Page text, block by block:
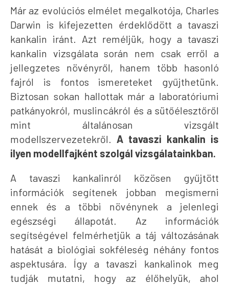
Már az evolúciós elmélet megalkotója, Charles
Darwin is kifejezetten érdeklődött a tavaszi
kankalin iránt. Azt reméljük, hogy a tavaszi
kankalin vizsgálata során nem csak erről a
jellegzetes növényről, hanem több hasonló
fajról is fontos ismereteket gyűjthetünk.
Biztosan sokan hallottak már a laboratóriumi
patkányokról, muslincákról és a sütőélesztőről
mint általánosan vizsgált
modellszervezetekről. A tavaszi kankalin is
ilyen modellfajként szolgál vizsgálatainkban.
A tavaszi kankalinról közösen gyűjtött
információk segítenek jobban megismerni
ennek és a többi növénynek a jelenlegi
egészségi állapotát. Az információk
segítségével felmérhetjük a táj változásának
hatását a biológiai sokféleség néhány fontos
aspektusára. Így a tavaszi kankalinok meg
tudják mutatni, hogy az élőhelyük, ahol